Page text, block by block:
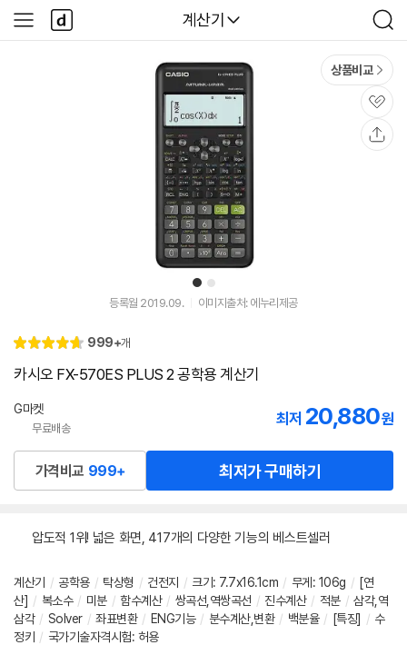
다나와
계산기
검
색
사
이
다
나
와
1 2
상품비교
관
심
등록월 2019.09. 이미지출처: 에누리제공
별
점
4.
리
999+개
카시오 FX-570ES PLUS 2 공학용 계산기
G마켓
무료배송
최저 20,880원
가격비교 999+ 최저가 구매하기
압도적 1위! 넓은 화면, 417개의 다양한 기능의 베스트셀러
계산기 / 공학용 / 탁상형 / 건전지 / 크기 : 7.7x16.1cm / 무게 : 106g / [연
산] / 복소수 / 미분 / 함수계산 / 쌍곡선,역쌍곡선 / 진수계산 / 적분 / 삼각,역
삼각 / Solver / 좌표변환 / ENG기능 / 분수계산,변환 / 백분율 / [특징] / 수
정키
/ 국가기술자격시험: 허용